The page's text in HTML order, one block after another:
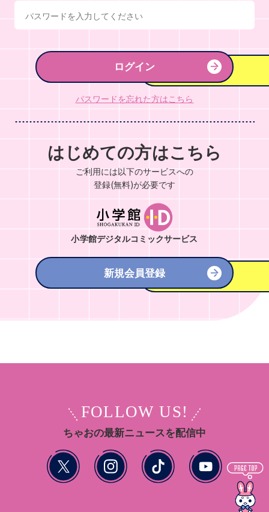
ログイン
パスワードを忘れた方はこちら
はじめての方はこちら
ご利用には以下のサービスへの
登録(無料)が必要です
小学館デジタルコミックサービス
新規会員登録
FOLLOW US!
ちゃおの最新ニュースを配信中